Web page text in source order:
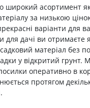
широкий асортимент
за низькою
варіанти для
для дачі ви отримаєте
матеріал без
у відкритий грунт.
оперативно в
протягом